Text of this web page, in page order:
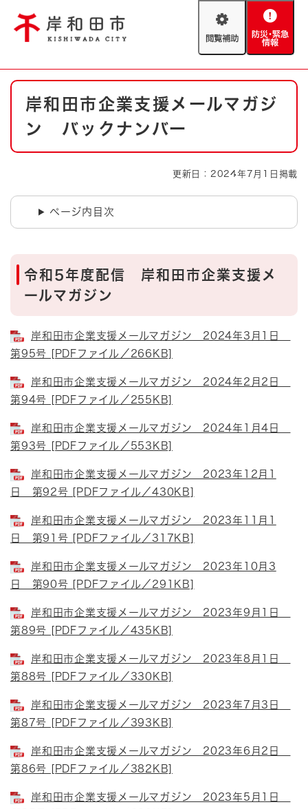
閲
助
防
緊
情
やさしい日本語
防災・緊急情報 救急・消防
ハザードマップ AED設置箇所
本
岸和田市企業支援メールマガジ
ン バックナンバー
更新日：2024年7月1日掲載
ページ内目次
令和5年度配信 岸和田市企業支援メ
ールマガジン
岸和田市企業支援メールマガジン 2024年3月1日
第95号 [PDFファイル／266KB]
岸和田市企業支援メールマガジン 2024年2月2日
第94号 [PDFファイル／255KB]
岸和田市企業支援メールマガジン 2024年1月4日
第93号 [PDFファイル／553KB]
岸和田市企業支援メールマガジン 2023年12月1
日 第92号 [PDFファイル／430KB]
岸和田市企業支援メールマガジン 2023年11月1
日 第91号 [PDFファイル／317KB]
岸和田市企業支援メールマガジン 2023年10月3
日 第90号 [PDFファイル／291KB]
岸和田市企業支援メールマガジン 2023年9月1日
第89号 [PDFファイル／435KB]
岸和田市企業支援メールマガジン 2023年8月1日
第88号 [PDFファイル／330KB]
岸和田市企業支援メールマガジン 2023年7月3日
第87号 [PDFファイル／393KB]
岸和田市企業支援メールマガジン 2023年6月2日
第86号 [PDFファイル／382KB]
岸和田市企業支援メールマガジン 2023年5月1日